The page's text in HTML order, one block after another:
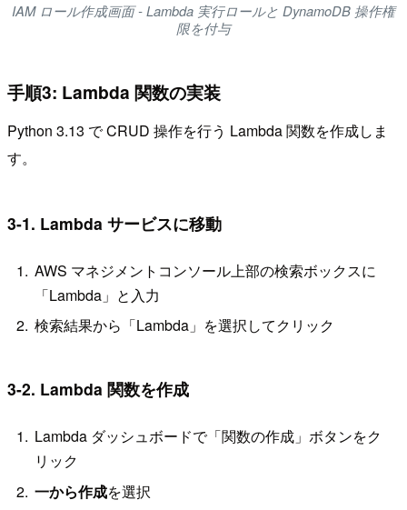
IAM ロール作成画面 - Lambda 実行ロールと DynamoDB 操作権
限を付与
手順3: Lambda 関数の実装
Python 3.13 で CRUD 操作を行う Lambda 関数を作成しま
す。
3-1. Lambda サービスに移動
AWS マネジメントコンソール上部の検索ボックスに
「Lambda」と入力
検索結果から「Lambda」を選択してクリック
3-2. Lambda 関数を作成
Lambda ダッシュボードで「関数の作成」ボタンをク
リック
一から作成を選択